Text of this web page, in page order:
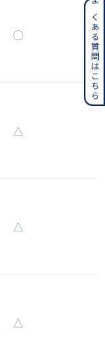
〇
△
△
△
よくある質問はこちら